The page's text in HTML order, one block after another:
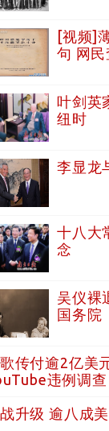
[视频]
句 网
叶剑英
纽时
李显龙
十八大
念
吴仪裸
国务院
传付逾2亿美
违例调查
升级 逾八成